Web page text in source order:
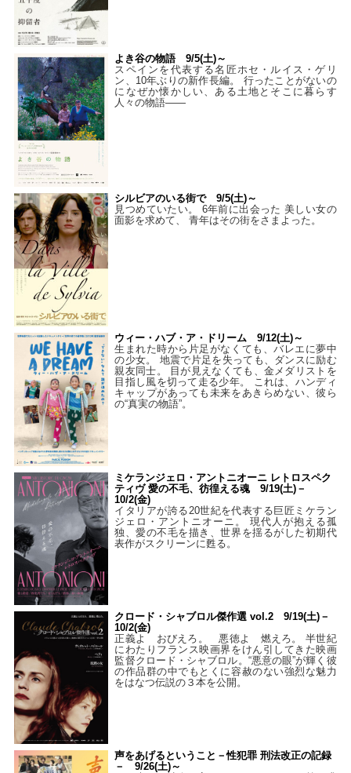
よき谷の物語 9/5(土)～
スペインを代表する名匠ホセ・ルイス・ゲリ
ン、10年ぶりの新作長編。 行ったことがないの
になぜか懐かしい、ある土地とそこに暮らす
人々の物語――
シルビアのいる街で 9/5(土)～
見つめていたい。 6年前に出会った 美しい女の
面影を求めて、 青年はその街をさまよった。
ウィー・ハブ・ア・ドリーム 9/12(土)～
生まれた時から片足がなくても、バレエに夢中
の少女。 地震で片足を失っても、ダンスに励む
親友同士。 目が見えなくても、金メダリストを
目指し風を切って走る少年。 これは、ハンディ
キャップがあっても未来をあきらめない、彼ら
の“真実の物語”。
ミケランジェロ・アントニオーニ レトロスペク
ティヴ 愛の不毛、彷徨える魂 9/19(土)－
10/2(金)
イタリアが誇る20世紀を代表する巨匠ミケラン
ジェロ・アントニオーニ。 現代人が抱える孤
独、愛の不毛を描き、世界を揺るがした初期代
表作がスクリーンに甦る。
クロード・シャブロル傑作選 vol.2 9/19(土)－
10/2(金)
正義よ おびえろ。 悪徳よ 燃えろ。 半世紀
にわたりフランス映画界をけん引してきた映画
監督クロード・シャブロル。“悪意の眼”が輝く彼
の作品群の中でもとくに容赦のない強烈な魅力
をはなつ伝説の３本を公開。
声をあげるということ－性犯罪 刑法改正の記録
－ 9/26(土)～